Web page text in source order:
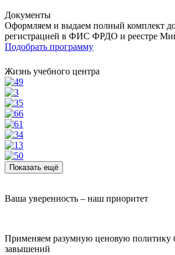
Документы
Оформляем и выдаем полный комплект
регистрацией в ФИС ФРДО и реестре
Подобрать программу
Жизнь учебного центра
Показать ещё
Ваша уверенность – наш приоритет
Применяем разумную ценовую политику
завышений